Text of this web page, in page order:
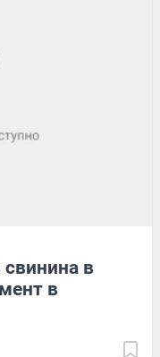
в
в